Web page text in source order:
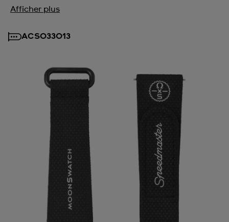
Afficher plus
ACSO33013